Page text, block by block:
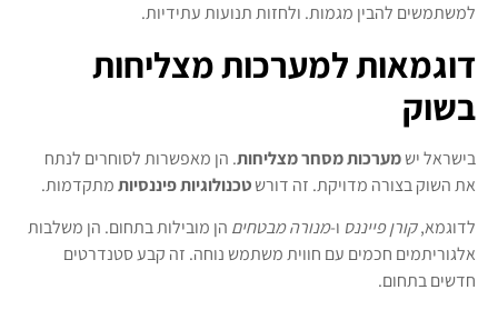
למשתמשים להבין מגמות. ולחזות תנועות עתידיות.
דוגמאות למערכות מצליחות
בשוק
בישראל ישמערכות מסחר מצליחות. הן מאפשרות לסוחרים לנתח
את השוק בצורה מדויקת. זה דורשטכנולוגיות פיננסיותמתקדמות.
לדוגמא,קורן פייננס ו-מנורה מבטחים הן מובילות בתחום. הן משלבות
אלגוריתמים חכמים עם חווית משתמש נוחה. זה קבע סטנדרטים
חדשים בתחום.